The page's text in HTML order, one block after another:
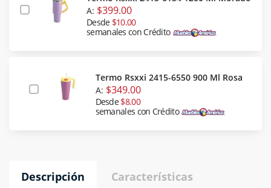
A: $399.00
Desde $10.00
semanales con Crédito
Termo Rsxxi 2415-6550 900 Ml Rosa
A: $349.00
Desde$8.00
semanales con Crédito
Descripción Características